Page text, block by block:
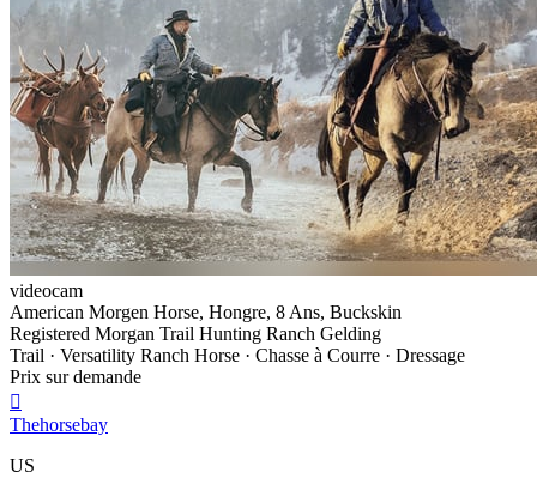
videocam
American Morgen Horse, Hongre, 8 Ans, Buckskin
Registered Morgan Trail Hunting Ranch Gelding
Trail · Versatility Ranch Horse · Chasse à Courre · Dressage
Prix sur demande

Thehorsebay
US